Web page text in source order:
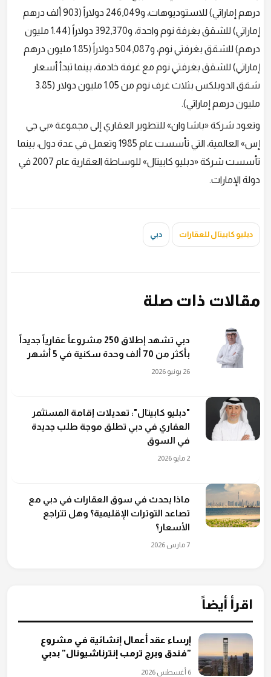
درهم إماراتي) للاستوديوهات، و246,049 دولاراً (903 ألف درهم
إماراتي) للشقق بغرفة نوم واحدة، و392,370 دولاراً (1.44 مليون
درهم) للشقق بغرفتي نوم، و504,087 دولاراً (1.85 مليون درهم
إماراتي) للشقق بغرفتي نوم مع غرفة خادمة، بينما تبدأ أسعار
شقق الدوبلكس بثلاث غرف نوم من 1.05 مليون دولار (3.85
مليون درهم إماراتي).
وتعود شركة «باشا وان» للتطوير العقاري إلى مجموعة «بي جي
إس» العالمية، التي تأسست عام 1985 وتعمل في عدة دول، بينما
تأسست شركة «دبليو كابيتال» للوساطة العقارية عام 2007 في
دولة الإمارات.
دبليو كابيتال للعقارات دبي
مقالات ذات صلة
دبي تشهد إطلاق 250 مشروعاً عقارياً جديداً
بأكثر من 70 ألف وحدة سكنية في 5 أشهر
26 يونيو 2026
"دبليو كابيتال": تعديلات إقامة المستثمر
العقاري في دبي تطلق موجة طلب جديدة
في السوق
2 مايو 2026
ماذا يحدث في سوق العقارات في دبي مع
تصاعد التوترات الإقليمية؟ وهل تتراجع
الأسعار؟
7 مارس 2026
اقرأ أيضاً
إرساء عقد أعمال إنشائية في مشروع
"فندق وبرج ترمب إنترناشيونال" بدبي
6 أغسطس 2026